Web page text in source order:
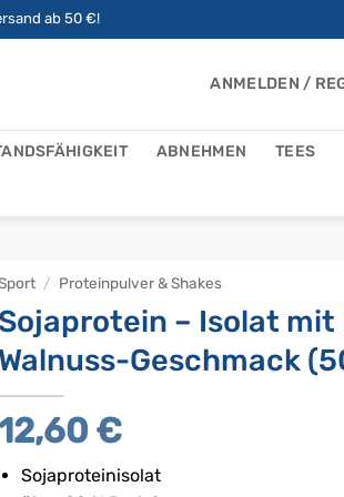
ab 50 €!
ANMELDEN /
ABNEHMEN TEES
/ Proteinpulver & Shakes
Sojaprotein – Isolat mit
Walnuss-Geschmack
€
Sojaproteinisolat